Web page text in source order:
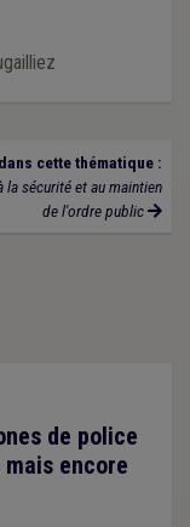
cette thématique :
sécurité et au maintien
de l'ordre public
de police
encore